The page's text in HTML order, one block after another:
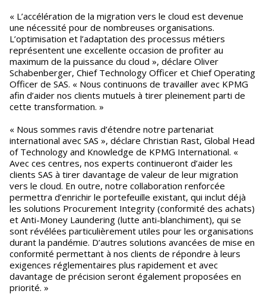
« L’accélération de la migration vers le cloud est devenue
une nécessité pour de nombreuses organisations.
L’optimisation et l’adaptation des processus métiers
représentent une excellente occasion de profiter au
maximum de la puissance du cloud », déclare Oliver
Schabenberger, Chief Technology Officer et Chief Operating
Officer de SAS. « Nous continuons de travailler avec KPMG
afin d’aider nos clients mutuels à tirer pleinement parti de
cette transformation. »
« Nous sommes ravis d’étendre notre partenariat
international avec SAS », déclare Christian Rast, Global Head
of Technology and Knowledge de KPMG International. «
Avec ces centres, nos experts continueront d’aider les
clients SAS à tirer davantage de valeur de leur migration
vers le cloud. En outre, notre collaboration renforcée
permettra d’enrichir le portefeuille existant, qui inclut déjà
les solutions Procurement Integrity (conformité des achats)
et Anti-Money Laundering (lutte anti-blanchiment), qui se
sont révélées particulièrement utiles pour les organisations
durant la pandémie. D’autres solutions avancées de mise en
conformité permettant à nos clients de répondre à leurs
exigences réglementaires plus rapidement et avec
davantage de précision seront également proposées en
priorité. »